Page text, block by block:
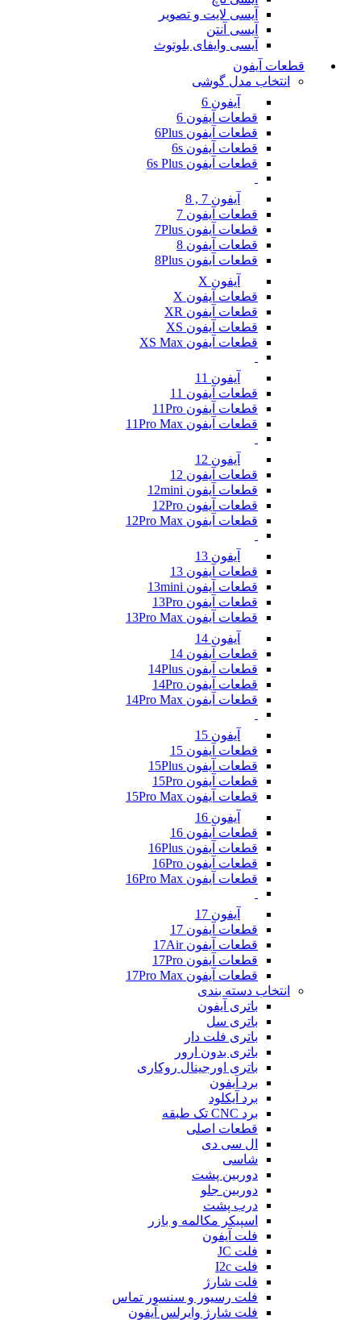
آیسی لایت و تصویر
آیسی آنتن
آیسی وایفای بلوتوث
قطعات آیفون
انتخاب مدل گوشی
آیفون 6
قطعات آیفون 6
قطعات آیفون 6Plus
قطعات آیفون 6s
قطعات آیفون 6s Plus
آیفون 7 , 8
قطعات آیفون 7
قطعات آیفون 7Plus
قطعات آیفون 8
قطعات آیفون 8Plus
آیفون X
قطعات آیفون X
قطعات آیفون XR
قطعات آیفون XS
قطعات آیفون XS Max
آیفون 11
قطعات آیفون 11
قطعات آیفون 11Pro
قطعات آیفون 11Pro Max
آیفون 12
قطعات آیفون 12
قطعات آیفون 12mini
قطعات آیفون 12Pro
قطعات آیفون 12Pro Max
آیفون 13
قطعات آیفون 13
قطعات آیفون 13mini
قطعات آیفون 13Pro
قطعات آیفون 13Pro Max
آیفون 14
قطعات آیفون 14
قطعات آیفون 14Plus
قطعات آیفون 14Pro
قطعات آیفون 14Pro Max
آیفون 15
قطعات آیفون 15
قطعات آیفون 15Plus
قطعات آیفون 15Pro
قطعات آیفون 15Pro Max
آیفون 16
قطعات آیفون 16
قطعات آیفون 16Plus
قطعات آیفون 16Pro
قطعات آیفون 16Pro Max
آیفون 17
قطعات آیفون 17
قطعات آیفون 17Air
قطعات آیفون 17Pro
قطعات آیفون 17Pro Max
انتخاب دسته بندی
باتری آیفون
باتری سل
باتری فلت دار
باتری بدون ارور
باتری اورجینال روکاری
برد آیفون
برد آیکلود
برد CNC تک طبقه
قطعات اصلی
ال سی دی
شاسی
دوربین پشت
دوربین جلو
درب پشت
اسپیکر مکالمه و بازر
فلت آیفون
فلت JC
فلت I2c
فلت شارژ
فلت رسیور و سنسور تماس
فلت شارژ وایرلس آیفون